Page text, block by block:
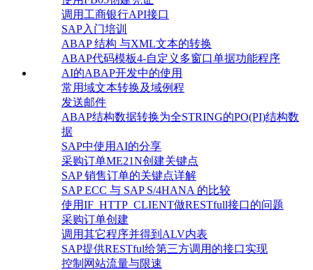
调用工商银行API接口
SAP入门培训
ABAP 结构 与XML文本的转换
ABAP代码模板4-自定义多窗口单据功能程序
AI的ABAP开发中的使用
常用域文本转换及域例程
发送邮件
ABAP结构数据转换为全STRING的PO(PI)结构数
据
SAP中使用AI的分享
采购订单ME21N创建关键点
SAP 销售订单的关键点详解
SAP ECC 与 SAP S/4HANA 的比较
使用IF_HTTP_CLIENT做RESTfull接口的问题
采购订单创建
调用其它程序并得到ALV内表
SAP提供RESTful给第三方调用的接口实现
控制网站流量与限速